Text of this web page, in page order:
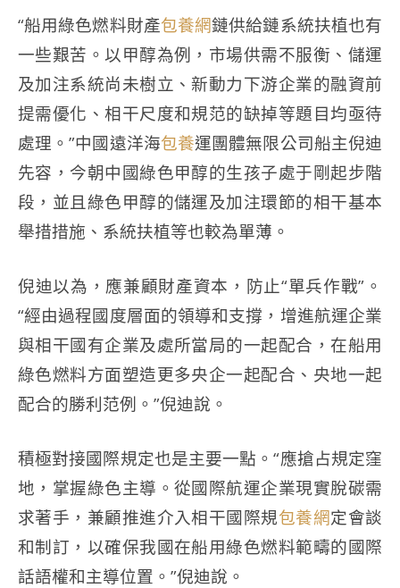
“船用綠色燃料財產包養網鏈供給鏈系統扶植也有
一些艱苦。以甲醇為例，市場供需不服衡、儲運
及加注系統尚未樹立、新動力下游企業的融資前
提需優化、相干尺度和規范的缺掉等題目均亟待
處理。”中國遠洋海包養運團體無限公司船主倪迪
先容，今朝中國綠色甲醇的生孩子處于剛起步階
段，並且綠色甲醇的儲運及加注環節的相干基本
舉措措施、系統扶植等也較為單薄。
倪迪以為，應兼顧財產資本，防止“單兵作戰”。
“經由過程國度層面的領導和支撐，增進航運企業
與相干國有企業及處所當局的一起配合，在船用
綠色燃料方面塑造更多央企一起配合、央地一起
配合的勝利范例。”倪迪說。
積極對接國際規定也是主要一點。“應搶占規定窪
地，掌握綠色主導。從國際航運企業現實脫碳需
求著手，兼顧推進介入相干國際規包養網定會談
和制訂，以確保我國在船用綠色燃料範疇的國際
話語權和主導位置。”倪迪說。